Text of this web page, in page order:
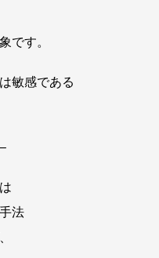
です。
敏感である
法